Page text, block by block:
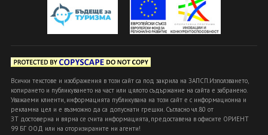
Всички текстове и изображения в този сайт са под закрила на ЗАПСП.Използването,
копирането и публикуването на част или цялото съдържание на сайта е забранено.
Уважаеми клиенти, информацията публикувана на този сайт е с информационна и
рекламна цел и е възможно да са допуснати грешки. Съгласно чл.80 от
ЗТ достоверна и вярна се счита информацията, предоставена в офисите ОРИЕНТ
99 БГ ООД или на оторизираните ни агенти!